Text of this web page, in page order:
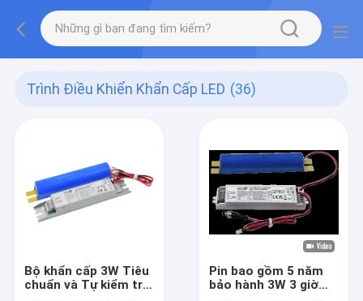
Trình Điều Khiển Khẩn Cấp LED (36)
Bộ khẩn cấp 3W Tiêu
chuẩn và Tự kiểm tra
Pin bao gồm 5 năm
bảo hành 3W 3 giờ